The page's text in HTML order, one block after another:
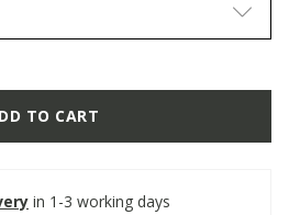
TO CART
in 1-3 working days